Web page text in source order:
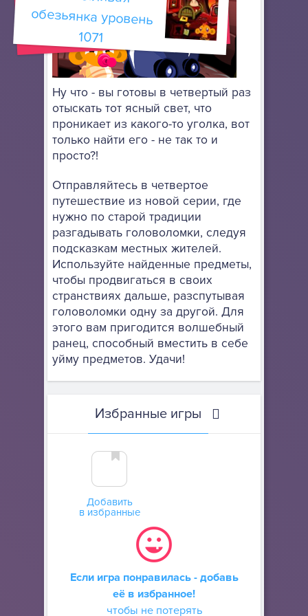
Ну что - вы готовы в четвертый раз
отыскать тот ясный свет, что
проникает из какого-то уголка, вот
только найти его - не так то и
просто?!
Отправляйтесь в четвертое
путешествие из новой серии, где
нужно по старой традиции
разгадывать головоломки, следуя
подсказкам местных жителей.
Используйте найденные предметы,
чтобы продвигаться в своих
странствиях дальше, разспутывая
головоломки одну за другой. Для
этого вам пригодится волшебный
ранец, способный вместить в себе
уйму предметов. Удачи!
Избранные игры
Добавить
в избранные
Если игра понравилась - добавь
её в избранное!
чтобы не потерять
1071